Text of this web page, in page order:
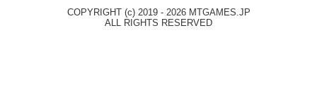
COPYRIGHT (c) 2019 - 2026 MTGAMES.JP
ALL RIGHTS RESERVED